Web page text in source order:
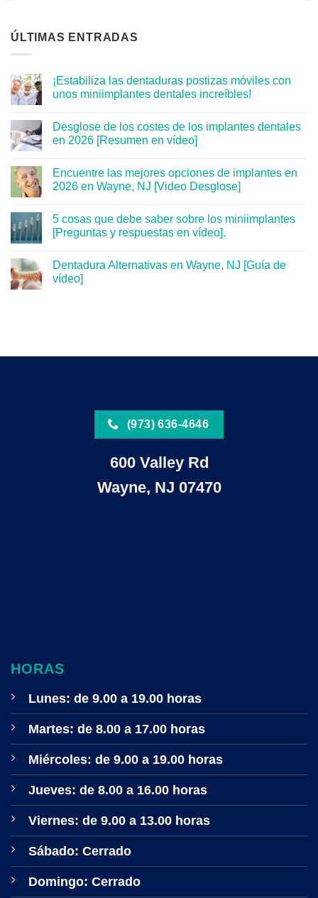
ÚLTIMAS ENTRADAS
¡Estabiliza las dentaduras postizas móviles con
unos miniimplantes dentales increíbles!
Desglose de los costes de los implantes dentales
en 2026 [Resumen en vídeo]
Encuentre las mejores opciones de implantes en
2026 en Wayne, NJ [Video Desglose]
5 cosas que debe saber sobre los miniimplantes
[Preguntas y respuestas en vídeo].
Dentadura Alternativas en Wayne, NJ [Guía de
vídeo]
(973) 636-4646
600 Valley Rd
Wayne, NJ 07470
HORAS
Lunes: de 9.00 a 19.00 horas
Martes: de 8.00 a 17.00 horas
Miércoles: de 9.00 a 19.00 horas
Jueves: de 8.00 a 16.00 horas
Viernes: de 9.00 a 13.00 horas
Sábado: Cerrado
Domingo: Cerrado